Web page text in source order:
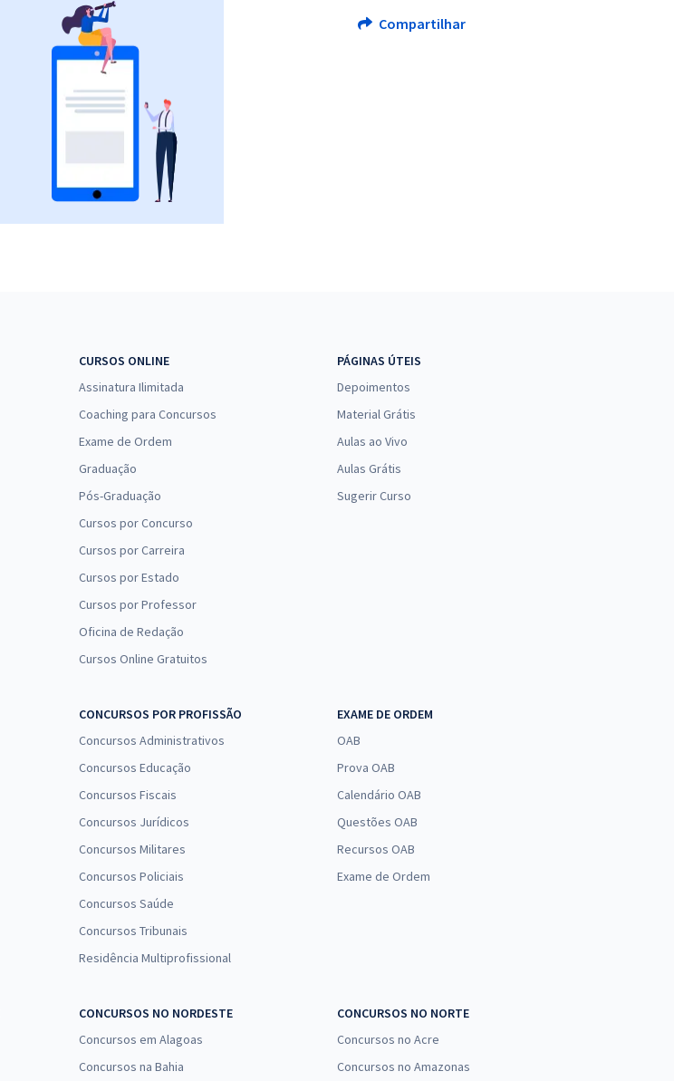
Compartilhar
CURSOS ONLINE
Assinatura Ilimitada
Coaching para Concursos
Exame de Ordem
Graduação
Pós-Graduação
Cursos por Concurso
Cursos por Carreira
Cursos por Estado
Cursos por Professor
Oficina de Redação
Cursos Online Gratuitos
PÁGINAS ÚTEIS
Depoimentos
Material Grátis
Aulas ao Vivo
Aulas Grátis
Sugerir Curso
CONCURSOS POR PROFISSÃO
Concursos Administrativos
Concursos Educação
Concursos Fiscais
Concursos Jurídicos
Concursos Militares
Concursos Policiais
Concursos Saúde
Concursos Tribunais
Residência Multiprofissional
EXAME DE ORDEM
OAB
Prova OAB
Calendário OAB
Questões OAB
Recursos OAB
Exame de Ordem
CONCURSOS NO NORDESTE
Concursos em Alagoas
Concursos na Bahia
CONCURSOS NO NORTE
Concursos no Acre
Concursos no Amazonas